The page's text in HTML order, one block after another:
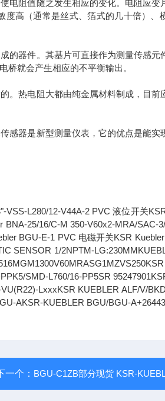
电阻值随之发生相应的变化。电阻应变
高（通常是丝式、箔式的几十倍）、
的器件。其基片可直接作为测量传感元
桥就会产生相应的不平衡输出。
。热电阻大都由纯金属材料制成，目前
感器是新型测量仪表，它的优点是能实
L280/12-V44A-2 PVC 液位开关
25/16/C-M 350-V60x2-MRA/SAC-
BGU-E-1 PVC 电磁开关KSR
SENSOR 1/2NPTM-
SMD-L760/16-PP5SR
LxxxKSR KUEBLER ALF/V/
AKSR-KUEBLER BGU/BGU-
一个： BGU-C1ZB部分现货 KSR-